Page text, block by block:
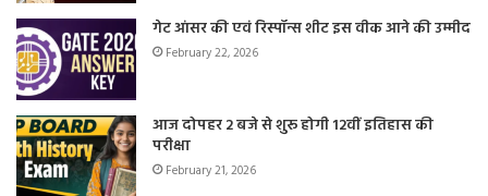
गेट आंसर की एवं रिस्पॉन्स शीट इस वीक आने की उम्मीद
February 22, 2026
आज दोपहर 2 बजे से शुरू होगी 12वीं इतिहास की
परीक्षा
February 21, 2026